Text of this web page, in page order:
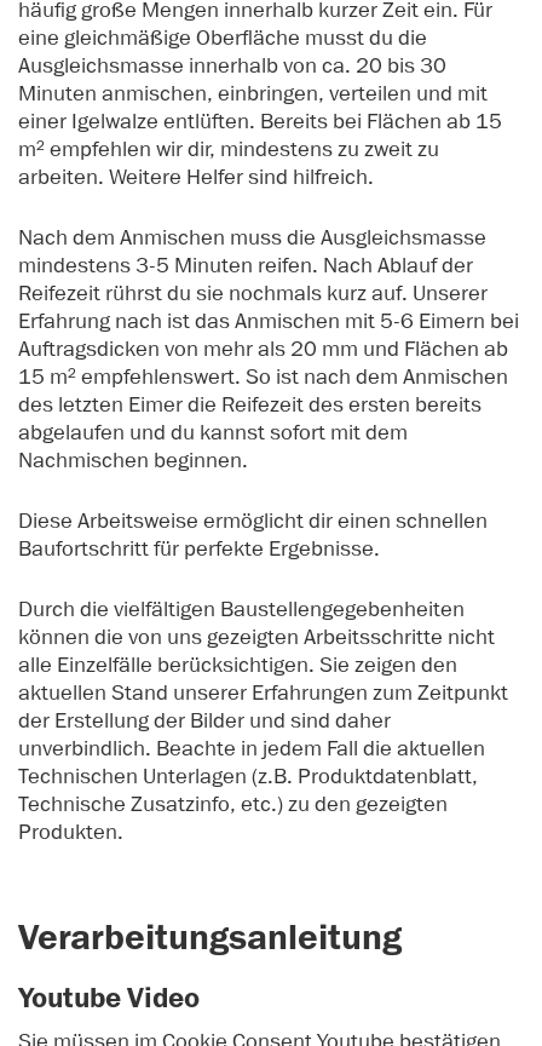
häufig große Mengen innerhalb kurzer Zeit ein. Für
eine gleichmäßige Oberfläche musst du die
Ausgleichsmasse innerhalb von ca. 20 bis 30
Minuten anmischen, einbringen, verteilen und mit
einer Igelwalze entlüften. Bereits bei Flächen ab 15
m² empfehlen wir dir, mindestens zu zweit zu
arbeiten. Weitere Helfer sind hilfreich.
Nach dem Anmischen muss die Ausgleichsmasse
mindestens 3-5 Minuten reifen. Nach Ablauf der
Reifezeit rührst du sie nochmals kurz auf. Unserer
Erfahrung nach ist das Anmischen mit 5-6 Eimern bei
Auftragsdicken von mehr als 20 mm und Flächen ab
15 m² empfehlenswert. So ist nach dem Anmischen
des letzten Eimer die Reifezeit des ersten bereits
abgelaufen und du kannst sofort mit dem
Nachmischen beginnen.
Diese Arbeitsweise ermöglicht dir einen schnellen
Baufortschritt für perfekte Ergebnisse.
Durch die vielfältigen Baustellengegebenheiten
können die von uns gezeigten Arbeitsschritte nicht
alle Einzelfälle berücksichtigen. Sie zeigen den
aktuellen Stand unserer Erfahrungen zum Zeitpunkt
der Erstellung der Bilder und sind daher
unverbindlich. Beachte in jedem Fall die aktuellen
Technischen Unterlagen (z.B. Produktdatenblatt,
Technische Zusatzinfo, etc.) zu den gezeigten
Produkten.
Verarbeitungsanleitung
Youtube Video